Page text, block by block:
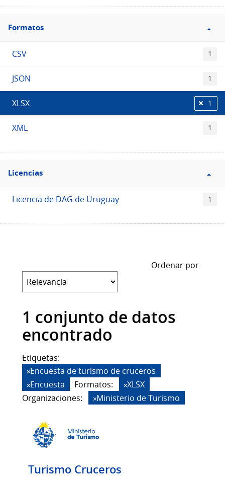
Filtro
Formatos
Formatos
CSV 1
JSON 1
XLSX 1
XML 1
Filtro
Licencias
Licencias
Licencia de DAG de Uruguay 1
Ordenar por
1 conjunto de datos
encontrado
Etiquetas:
Encuesta de turismo de cruceros
Encuesta
Formatos:
XLSX
Organizaciones:
Ministerio de Turismo
Turismo Cruceros